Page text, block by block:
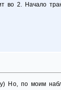
во 2. Начало
Но, по моим